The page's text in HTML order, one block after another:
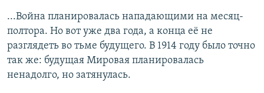
...Война планировалась нападающими на месяц-
полтора. Но вот уже два года, а конца её не
разглядеть во тьме будущего. В 1914 году было точно
так же: будущая Мировая планировалась
ненадолго, но затянулась.